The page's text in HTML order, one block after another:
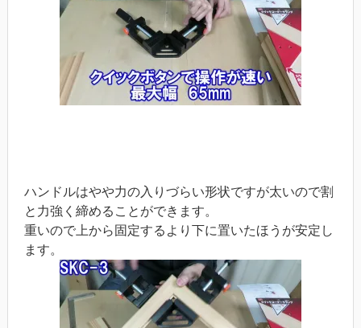
ハンドルはやや力の入りづらい形状ですが太いので割
と力強く締めることができます。
重いので上から固定するより下に置いたほうが安定し
ます。